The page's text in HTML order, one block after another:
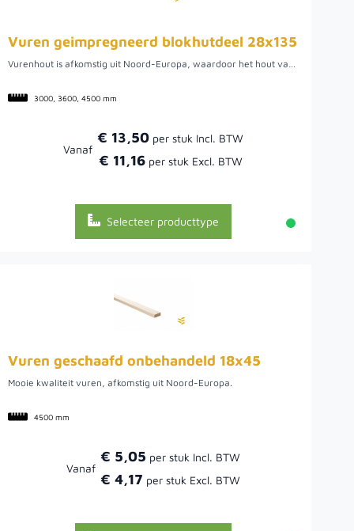
Vuren geimpregneerd blokhutdeel 28x135
Vurenhout is afkomstig uit Noord-Europa, waardoor het hout van een mooie kwaliteit is. Hier kan het hout namelijk rustig groeien, wat uiteindelijk een rustige en stabiele plank oplevert. Het hout is groen geïmpregneerd, waardoor het een langere levensduur heeft. De plank heeft een natuurlijke uitstraling en is geschikt om buiten te gebruiken. We hebben diverse lengtes beschikbaar, de kopmaat is netto 28x135 mm. Uiteraard zagen we ook houten planken op maat. Beide zijden van deze plank zijn geschikt als ‘zichtzijde’.
3000, 3600, 4500 mm
Vanaf
€ 13,50
€ 11,16
Selecteer producttype
Vuren geschaafd onbehandeld 18x45
Mooie kwaliteit vuren, afkomstig uit Noord-Europa.
4500 mm
Vanaf
€ 5,05
€ 4,17